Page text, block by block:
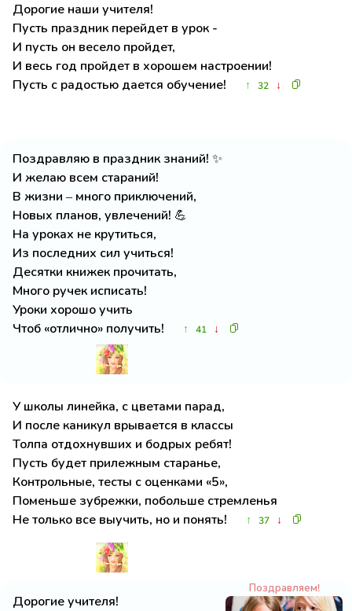
Дорогие наши учителя!
Пусть праздник перейдет в урок -
И пусть он весело пройдет,
И весь год пройдет в хорошем настроении!
Пусть с радостью дается обучение!
↑ 32 ↓
Поздравляю в праздник знаний! ✨
И желаю всем стараний!
В жизни – много приключений,
Новых планов, увлечений! 💪
На уроках не крутиться,
Из последних сил учиться!
Десятки книжек прочитать,
Много ручек исписать!
Уроки хорошо учить
Чтоб «отлично» получить!
↑ 41 ↓
У школы линейка, с цветами парад,
И после каникул врывается в классы
Толпа отдохнувших и бодрых ребят!
Пусть будет прилежным старанье,
Контрольные, тесты с оценками «5»,
Поменьше зубрежки, побольше стремленья
Не только все выучить, но и понять!
↑ 37 ↓
Поздравляем!
Дорогие учителя!